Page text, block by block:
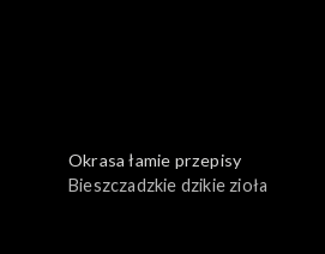
Okrasa łamie przepisy
Bieszczadzkie dzikie zioła